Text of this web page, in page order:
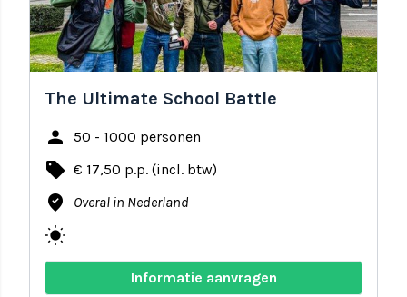
The Ultimate School Battle
person 50 - 1000 personen
local_offer € 17,50 p.p. (incl. btw)
where_to_vote Overal in Nederland
wb_sunny
Informatie aanvragen